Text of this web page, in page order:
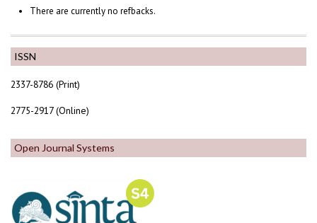
ISSN
2337-8786 (Print)
2775-2917 (Online)
Open Journal Systems
There are currently no refbacks.